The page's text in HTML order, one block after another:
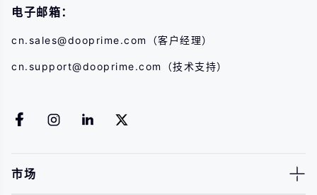
电子邮箱：
cn.sales@dooprime.com （客户经理）
cn.support@dooprime.com （技术支持）
市场